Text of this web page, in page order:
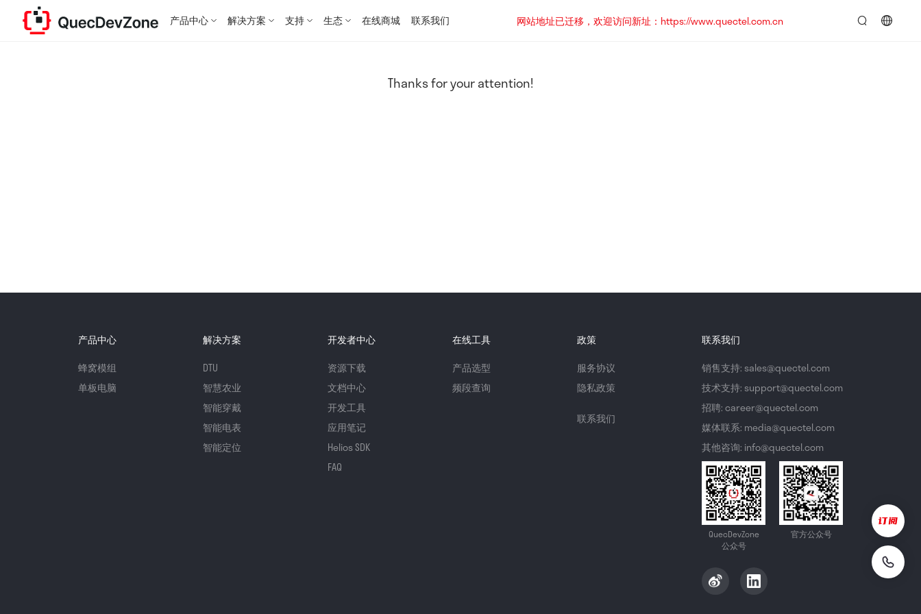
产品中心 解决方案 支持 生态 在线商城 联系我们
网站地址已迁移，欢迎访问新址：https://www.quectel.com.cn
Thanks for your attention!
产品中心
蜂窝模组
单板电脑
解决方案
DTU
智慧农业
智能穿戴
智能电表
智能定位
开发者中心
资源下载
文档中心
开发工具
应用笔记
Helios SDK
FAQ
在线工具
产品选型
频段查询
政策
服务协议
隐私政策
联系我们
联系我们
销售支持: sales@quectel.com
技术支持: support@quectel.com
招聘: career@quectel.com
媒体联系: media@quectel.com
其他咨询: info@quectel.com
QuecDevZone
公众号
官方公众号